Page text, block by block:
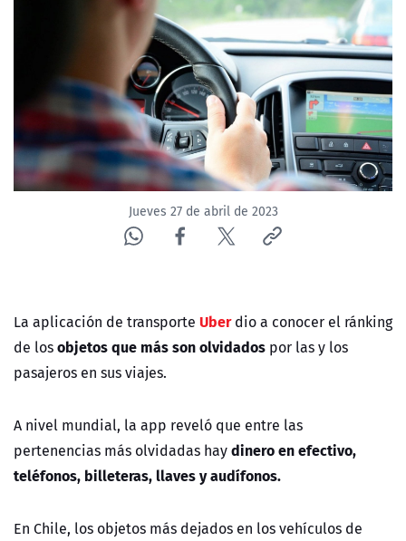
Jueves 27 de abril de 2023
La aplicación de transporte Uber dio a conocer el ránking
de losobjetos que más son olvidados por las y los
pasajeros en sus viajes.
A nivel mundial, la app reveló que entre las
pertenencias más olvidadas haydinero en efectivo,
teléfonos, billeteras, llaves y audífonos.
En Chile, los objetos más dejados en los vehículos de